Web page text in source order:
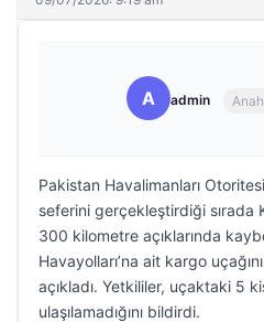
A admin
Pakistan Havalimanları
seferini gerçekleştirdiği sırada
300 kilometre açıklarında
Havayolları’na ait kargo
açıkladı. Yetkililer, uçaktaki 5
ulaşılamadığını bildirdi.